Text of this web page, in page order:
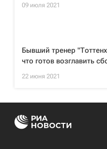
09 июля 2021
Бывший тренер
что готов возглавить
22 июня 2021